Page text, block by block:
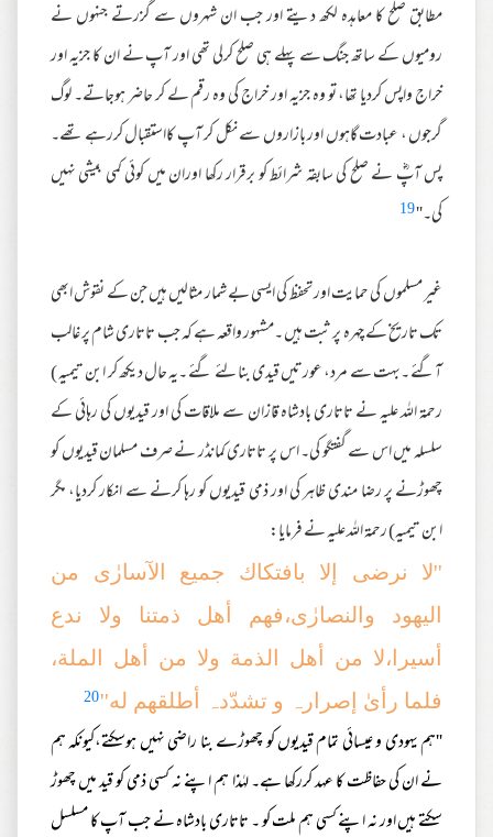
مطابق صلح کا معاہدہ لکھ دیتے اور جب ان شہروں سے گزرتے جنہوں نے
رومیوں کے ساتھ جنگ سے پہلے ہی صلح کرلی تھی اور آپ نے ان کا جزیہ اور
خراج واپس کردیا تھا، تو وہ جزیہ اور خراج کی وہ رقم لے کر حاضر ہوجاتے۔ لوگ
گرجوں ، عبادت گاہوں اور بازاروں سے نکل کر آپ کااستقبال کررہے تھے۔
پس آپؓ نے صلح کی سابقہ شرائط کو برقرار رکھا اوران میں کوئی کمی بیشی نہیں
کی۔''19
غیر مسلموں کی حمایت اور تحفظ کی ایسی بے شمار مثالیں ہیں جن کے نقوش ابھی
تک تاریخ کے چہرہ پر ثبت ہیں ۔مشہور واقعہ ہے کہ جب تاتاری شام پر غالب
آگئے ۔بہت سے مرد، عورتیں قیدی بنا لئے گئے ۔یہ حال دیکھ کر ابن تیمیہ )
رحمة اللہ علیہ نے تاتاری بادشاہ قازان سے ملاقات کی اور قیدیوں کی رہائی کے
سلسلہ میں اس سے گفتگو کی۔ اس پر تاتاری کمانڈر نے صرف مسلمان قیدیوں کو
چھوڑنے پر رضا مندی ظاہر کی اور ذمی قیدیوں کو رہا کرنے سے انکار کردیا، مگر
ابن تیمیہ) رحمة اللہ علیہ نے فرمایا:
''لا نرضی إلا بافتکاك جمیع الآسارٰی من
الیهود والنصارٰی،فھم أھل ذمتنا ولا ندع
أسیرا،لا من أھل الذمة ولا من أھل الملة،
فلما رأیٰ إصرارہ و تشدّدہ أطلقھم له''20
''ہم یہودی و عیسائی تمام قیدیوں کو چھوڑے بنا راضی نہیں ہوسکتے،کیونکہ ہم
نے ان کی حفاظت کا عہد کررکھا ہے۔ لہٰذا ہم اپنے نہ کسی ذمی کو قید میں چھوڑ
سکتے ہیں اور نہ اپنے کسی ہم ملت کو ۔ تاتاری بادشاہ نے جب آپ کا مسلسل